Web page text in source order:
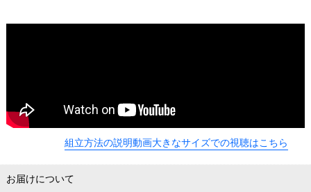
組立方法の説明動画大きなサイズでの視聴はこちら
お届けについて